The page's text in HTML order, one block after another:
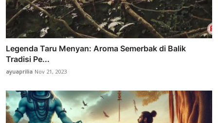
Legenda Taru Menyan: Aroma Semerbak di Balik
Tradisi Pe...
ayuaprilia Nov 21, 2023